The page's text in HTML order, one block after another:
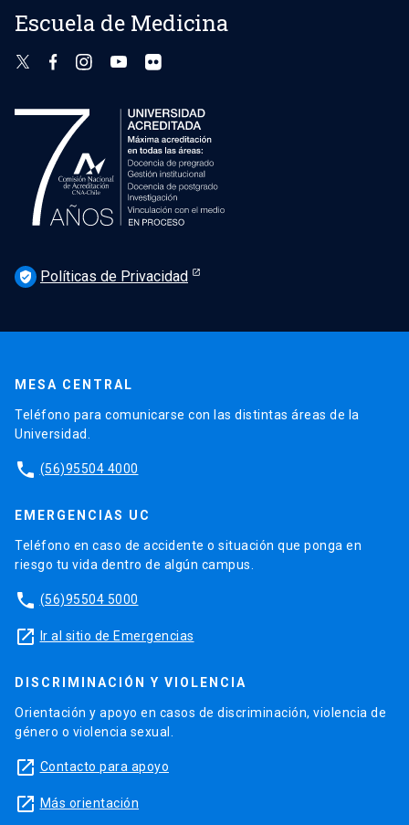
Escuela de Medicina
verified_user Políticas de Privacidad
MESA CENTRAL
Teléfono para comunicarse con las distintas áreas de la
Universidad.
phone (56)95504 4000
EMERGENCIAS UC
Teléfono en caso de accidente o situación que ponga en
riesgo tu vida dentro de algún campus.
phone (56)95504 5000
launch Ir al sitio de Emergencias
DISCRIMINACIÓN Y VIOLENCIA
Orientación y apoyo en casos de discriminación, violencia de
género o violencia sexual.
launch Contacto para apoyo
launch Más orientación